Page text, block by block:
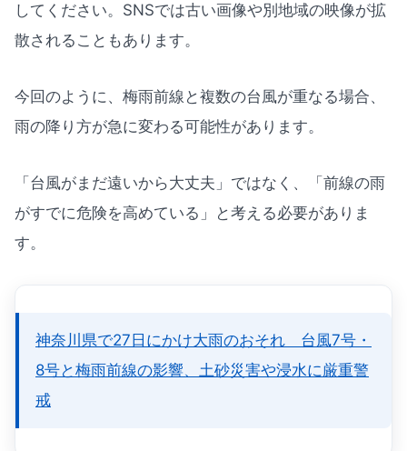
してください。SNSでは古い画像や別地域の映像が拡
散されることもあります。
今回のように、梅雨前線と複数の台風が重なる場合、
雨の降り方が急に変わる可能性があります。
「台風がまだ遠いから大丈夫」ではなく、「前線の雨
がすでに危険を高めている」と考える必要がありま
す。
神奈川県で27日にかけ大雨のおそれ 台風7号・
8号と梅雨前線の影響、土砂災害や浸水に厳重警
戒